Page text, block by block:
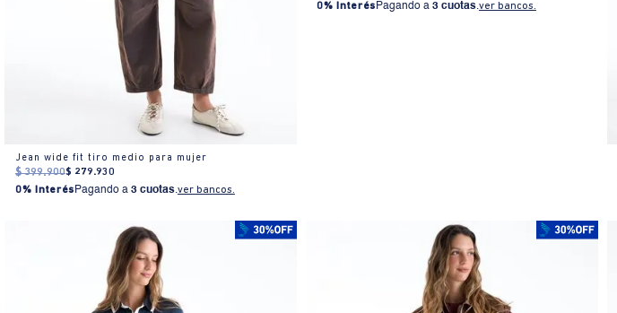
Jean wide fit tiro medio para mujer
$ 399.900$ 279.930
0% Interés Pagando a 3 cuotas.ver bancos.
0% Interés Pagando a 3 cuotas.ver bancos.